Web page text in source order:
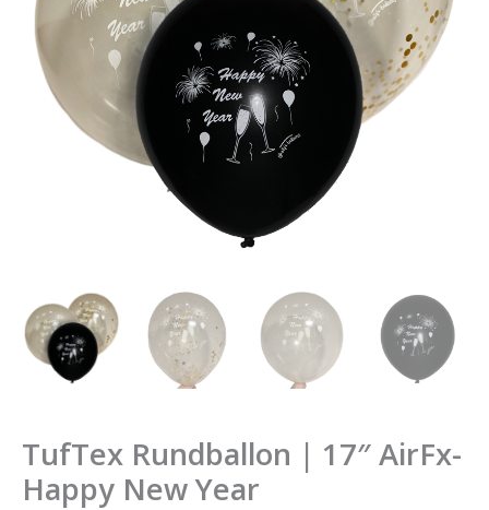
TufTex Rundballon | 17″ AirFx-
Happy New Year
Year
Menge